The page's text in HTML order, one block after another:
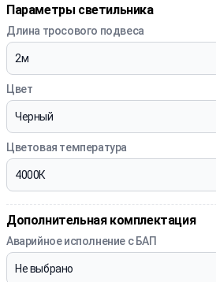
Параметры светильника
Длина тросового подвеса
Цвет
Цветовая температура
Дополнительная комплектация
Аварийное исполнение с БАП